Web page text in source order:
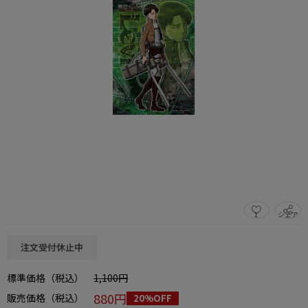
1 シェア
この商品をシェアする
注文受付休止中
標準価格（税込）
1,100円
販売価格（税込）
880円 20%OFF